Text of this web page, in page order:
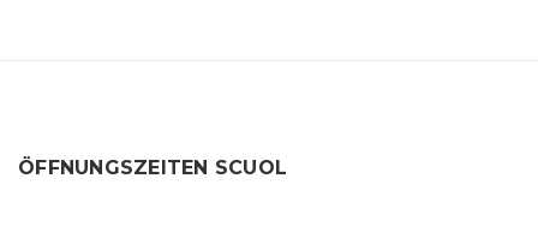
ÖFFNUNGSZEITEN SCUOL